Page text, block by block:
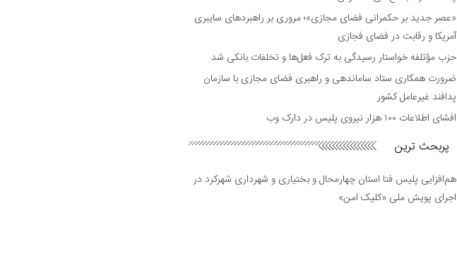
«عصر جدید بر حکمرانی فضای مجازی»؛ مروری بر راهبرد‌های سایبری
آمریکا و رقابت در فضای فجازی
حزب مؤتلفه خواستار رسیدگی به ترک فعل‌ها و تخلفات بانکی شد
ضرورت همکاری ستاد ساماندهی و راهبری فضای مجازی با سازمان
پدافند غیرعامل کشور
افشای اطلاعات ۱۰۰ هزار نیروی پلیس در دارک وب
پربحث ترین
هم‌افزایی پلیس فتا استان چهارمحال و بختیاری و شهرداری شهرکرد در
اجرای پویش ملی «کلیک امن»